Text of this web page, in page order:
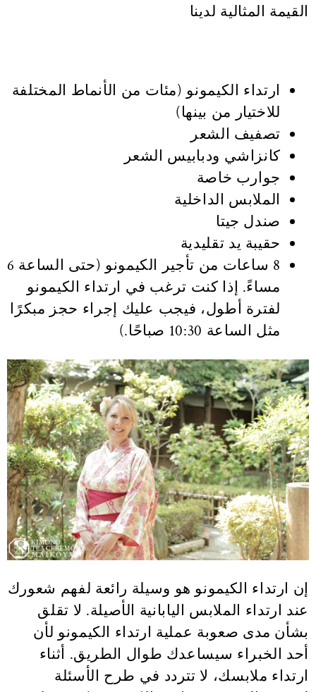
القيمة المثالية لدينا
ارتداء الكيمونو (مئات من الأنماط المختلفة
للاختيار من بينها)
تصفيف الشعر
كانزاشي ودبابيس الشعر
جوارب خاصة
الملابس الداخلية
صندل جيتا
حقيبة يد تقليدية
8 ساعات من تأجير الكيمونو (حتى الساعة 6
مساءً. إذا كنت ترغب في ارتداء الكيمونو
لفترة أطول، فيجب عليك إجراء حجز مبكرًا
مثل الساعة 10:30 صباحًا.)
إن ارتداء الكيمونو هو وسيلة رائعة لفهم شعورك
عند ارتداء الملابس اليابانية الأصيلة. لا تقلق
بشأن مدى صعوبة عملية ارتداء الكيمونو لأن
أحد الخبراء سيساعدك طوال الطريق. أثناء
ارتداء ملابسك، لا تتردد في طرح الأسئلة